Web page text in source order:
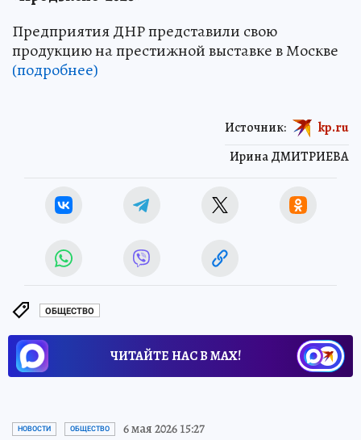
Предприятия ДНР представили свою
продукцию на престижной выставке в Москве
(подробнее)
Ирина ДМИТРИЕВА
Источник: kp.ru
ОБЩЕСТВО
ЧИТАЙТЕ НАС В МАХ!
НОВОСТИ ОБЩЕСТВО 6 мая 2026 15:27